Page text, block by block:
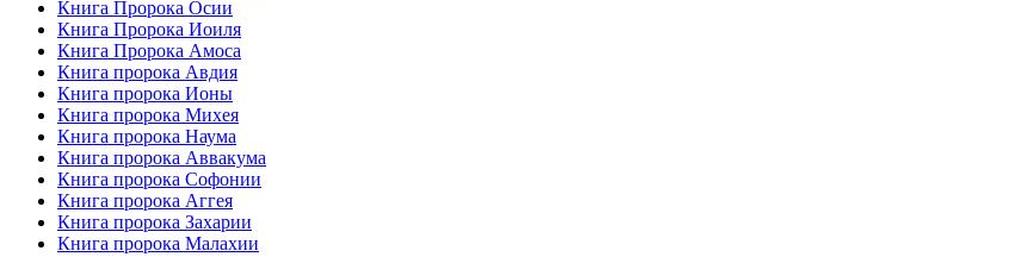
Книга Пророка Осии
Книга Пророка Иоиля
Книга Пророка Амоса
Книга пророка Авдия
Книга пророка Ионы
Книга пророка Михея
Книга пророка Наума
Книга пророка Аввакума
Книга пророка Софонии
Книга пророка Аггея
Книга пророка Захарии
Книга пророка Малахии